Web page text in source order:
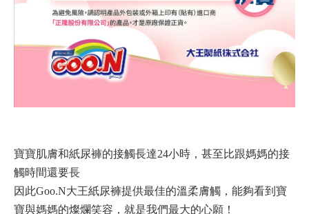
寶寶肌膚和紙尿褲的接觸長達24小時，甚至比跟媽媽的接
觸時間還要長
因此Goo.N大王紙尿褲提供最佳的溫柔膚觸，能夠看到寶
寶與媽媽的燦爛笑容，就是我們最大的心願！